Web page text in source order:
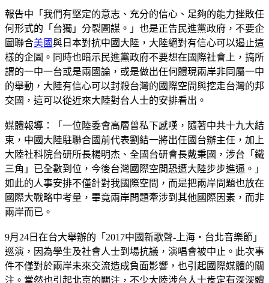
報告中「我們有堅定的意志、充分的信心、足夠的能力挫敗任
何形式的「台獨」分裂圖謀。」也是正告民進黨政府，不要企
圖聯合美國與日本對抗中國大陸，大陸絕對有信心可以遏止這
樣的企圖。同時也暗示民進黨政府不要想在國際社會上，搞所
謂的一中一台或是兩國論，或是做出任何體現兩岸非同屬一中
的舉動，大陸有信心可以封殺台灣的國際空間與挖走台灣的邦
交國，這可以從近來大陸對台人士的安排看出。
媒體報導：「一位陸委會高層曾私下感嘆，隨著中共十九大結
束，中國大陸駐聯合國前代表劉結一將出任國台辦主任，加上
大陸社科院台研所長楊明杰、全國台研會長戴秉國，涉台「鐵
三角」已全數到位，今後台灣國際空間恐遭大陸步步進逼。」
如此的人事安排不僅針對我國際空間，而是把兩岸問題也放在
國際大戰略中考量，畢竟兩岸問題牽涉到其他國際因素，而非
兩岸而已。
9月24日在台大舉辦的「2017中國新歌聲-上海‧台北音樂節」
巡演，因為學生及社會人士到場抗議，演唱會被中止。此次事
件不僅對於兩岸未來交流造成負面影響，也引起國際媒體的關
注。當然也引起北京的關注，不少大陸涉台人士肯定有深深體